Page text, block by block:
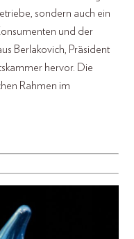
sondern auch ein
und der
Berlakovich, Präsident
hervor. Die
Rahmen im